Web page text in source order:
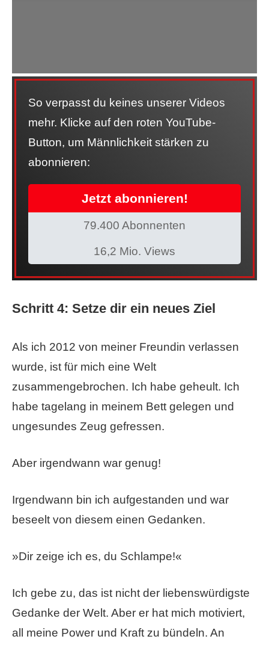
So verpasst du keines unserer Videos
mehr. Klicke auf den roten YouTube-
Button, um Männlichkeit stärken zu
abonnieren:
Jetzt abonnieren!
79.400 Abonnenten
16,2 Mio. Views
Schritt 4: Setze dir ein neues Ziel
Als ich 2012 von meiner Freundin verlassen
wurde, ist für mich eine Welt
zusammengebrochen. Ich habe geheult. Ich
habe tagelang in meinem Bett gelegen und
ungesundes Zeug gefressen.
Aber irgendwann war genug!
Irgendwann bin ich aufgestanden und war
beseelt von diesem einen Gedanken.
»Dir zeige ich es, du Schlampe!«
Ich gebe zu, das ist nicht der liebenswürdigste
Gedanke der Welt. Aber er hat mich motiviert,
all meine Power und Kraft zu bündeln. An